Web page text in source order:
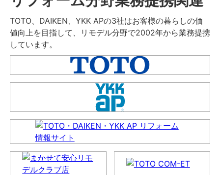
TOTO、DAIKEN、YKK APの3社はお客様の暮らしの価
値向上を目指して、リモデル分野で2002年から業務提携
しています。